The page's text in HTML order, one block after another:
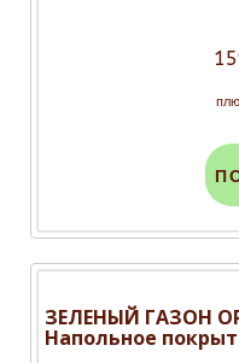
ЗЕЛЕНЫЙ ГАЗОН
Напольное